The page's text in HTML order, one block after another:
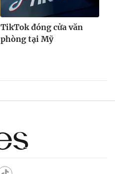
TikTok đóng cửa văn
phòng tại Mỹ